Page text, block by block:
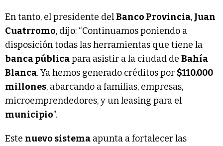
En tanto, el presidente delBanco Provincia, Juan
Cuatrromo, dijo: “Continuamos poniendo a
disposición todas las herramientas que tiene la
banca públicapara asistir a la ciudad de Bahía
Blanca. Ya hemos generado créditos por $110.000
millones, abarcando a familias, empresas,
microemprendedores, y un leasing para el
municipio”.
Este nuevo sistema apunta a fortalecer las